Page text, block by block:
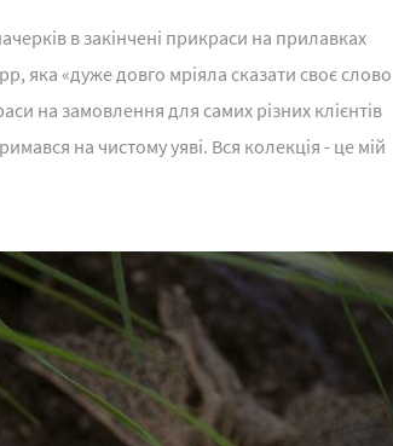
в закінчені прикраси на прилавках
яка «дуже довго мріяла сказати своє слово
на замовлення для самих різних клієнтів
на чистому уяві. Вся колекція - це мій